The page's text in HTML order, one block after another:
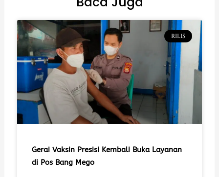
RILIS
Gerai Vaksin Presisi Kembali Buka Layanan
di Pos Bang Mego